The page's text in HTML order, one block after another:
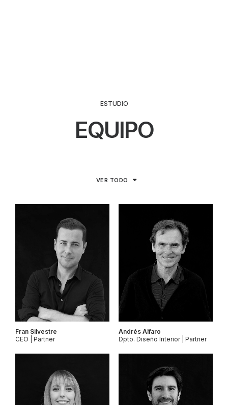
ESTUDIO
EQUIPO
VER TODO
Fran Silvestre
CEO | Partner
Andrés Alfaro
Dpto. Diseño Interior | Partner